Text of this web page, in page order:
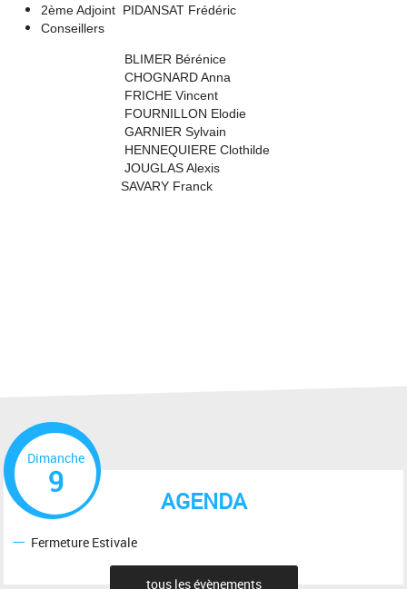
2ème Adjoint PIDANSAT Frédéric
Conseillers
BLIMER Bérénice
CHOGNARD Anna
FRICHE Vincent
FOURNILLON Elodie
GARNIER Sylvain
HENNEQUIERE Clothilde
JOUGLAS Alexis
SAVARY Franck
AGENDA
Dimanche
9
Fermeture Estivale
tous les évènements